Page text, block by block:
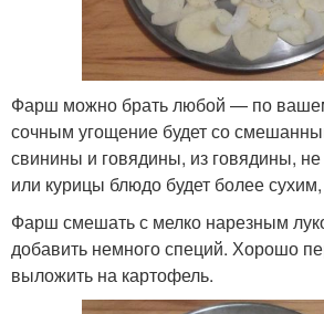
Фарш можно брать любой — по
сочным угощение будет со
свинины и говядины, из говядины,
или курицы блюдо будет более
Фарш смешать с мелко нарезным
добавить немного специй. Хорошо
выложить на картофель.